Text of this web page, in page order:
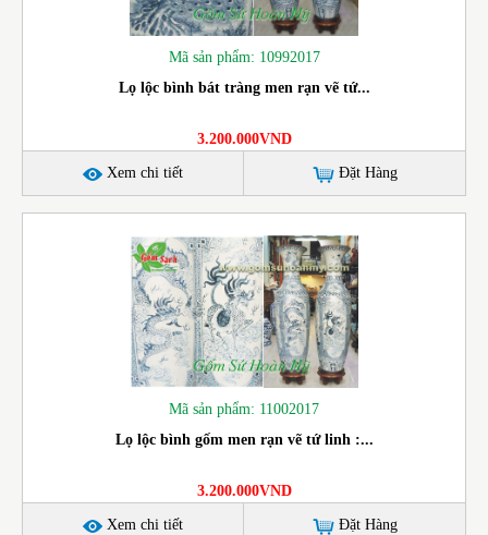
Mã sản phẩm: 10992017
Lọ lộc bình bát tràng men rạn vẽ tứ...
3.200.000VND
Xem chi tiết Đặt Hàng
Mã sản phẩm: 11002017
Lọ lộc bình gốm men rạn vẽ tứ linh :...
3.200.000VND
Xem chi tiết Đặt Hàng